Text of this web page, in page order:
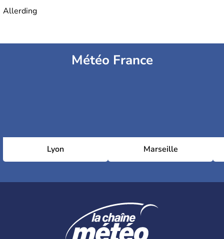
Allerding
Météo France
Lyon Marseille